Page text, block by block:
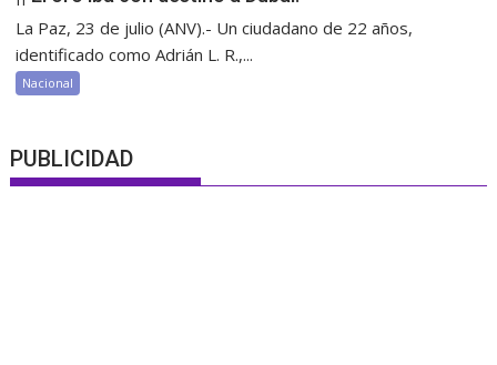
La Paz, 23 de julio (ANV).- Un ciudadano de 22 años,
identificado como Adrián L. R.,...
Nacional
PUBLICIDAD